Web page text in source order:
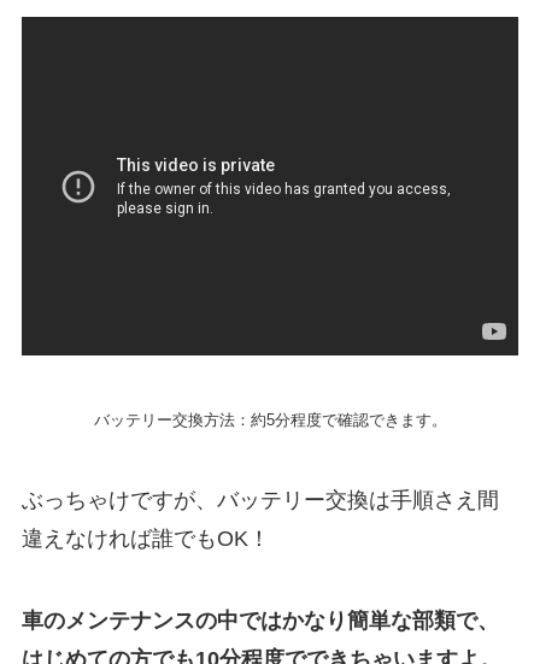
バッテリー交換方法：約5分程度で確認できます。
ぶっちゃけですが、バッテリー交換は手順さえ間
違えなければ誰でもOK！
車のメンテナンスの中ではかなり簡単な部類で、
はじめての方でも10分程度でできちゃいますよ。